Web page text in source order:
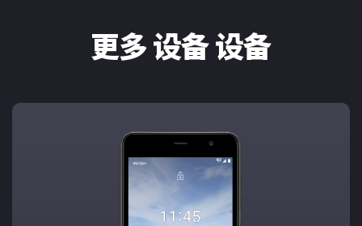
更多 设备 设备